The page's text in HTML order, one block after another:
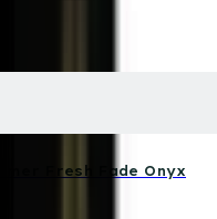
Fresh Fade Onyx